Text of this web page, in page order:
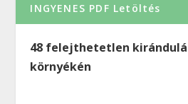
INGYENES PDF Letöltés
48 felejthetetlen
környékén